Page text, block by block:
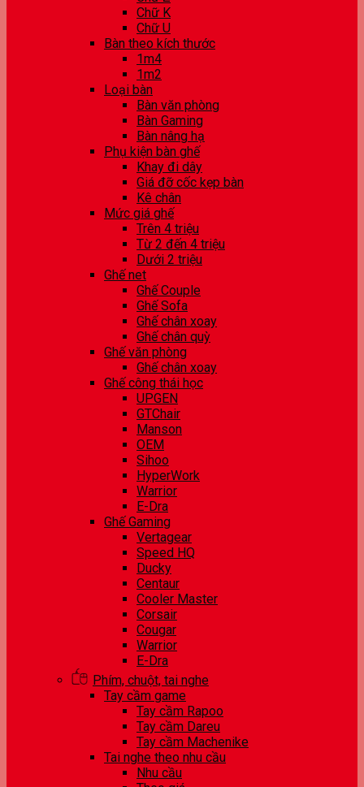
Chữ K
Chữ U
Bàn theo kích thước
1m4
1m2
Loại bàn
Bàn văn phòng
Bàn Gaming
Bàn nâng hạ
Phụ kiện bàn ghế
Khay đi dây
Giá đỡ cốc kẹp bàn
Kê chân
Mức giá ghế
Trên 4 triệu
Từ 2 đến 4 triệu
Dưới 2 triệu
Ghế net
Ghế Couple
Ghế Sofa
Ghế chân xoay
Ghế chân quỳ
Ghế văn phòng
Ghế chân xoay
Ghế công thái học
UPGEN
GTChair
Manson
OEM
Sihoo
HyperWork
Warrior
E-Dra
Ghế Gaming
Vertagear
Speed HQ
Ducky
Centaur
Cooler Master
Corsair
Cougar
Warrior
E-Dra
Phím, chuột, tai nghe
Tay cầm game
Tay cầm Rapoo
Tay cầm Dareu
Tay cầm Machenike
Tai nghe theo nhu cầu
Nhu cầu